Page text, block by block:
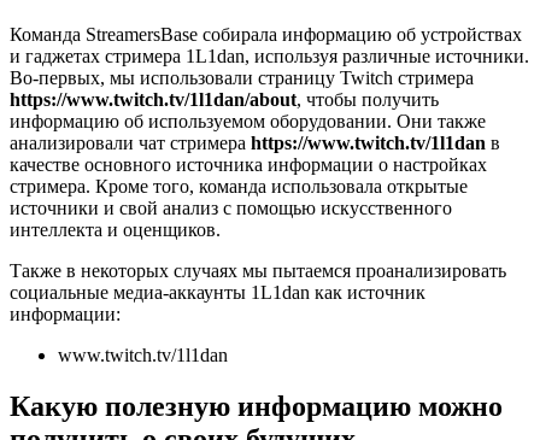
Команда StreamersBase собирала информацию об устройствах
и гаджетах стримера 1L1dan, используя различные источники.
Во-первых, мы использовали страницу Twitch стримера
https://www.twitch.tv/1l1dan/about, чтобы получить
информацию об используемом оборудовании. Они также
анализировали чат стримера https://www.twitch.tv/1l1dan в
качестве основного источника информации о настройках
стримера. Кроме того, команда использовала открытые
источники и свой анализ с помощью искусственного
интеллекта и оценщиков.
Также в некоторых случаях мы пытаемся проанализировать
социальные медиа-аккаунты 1L1dan как источник
информации:
www.twitch.tv/1l1dan
Какую полезную информацию можно